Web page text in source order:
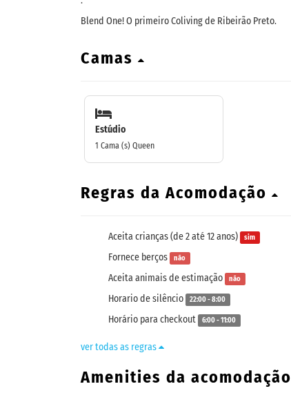
Blend One! O primeiro Coliving de Ribeirão Preto.
Camas
Estúdio
1 Cama (s) Queen
Regras da Acomodação
Aceita crianças (de 2 até 12 anos) sim
Fornece berços não
Aceita animais de estimação não
Horario de silêncio 22:00 - 8:00
Horário para checkout 6:00 - 11:00
ver todas as regras
Amenities da acomodação